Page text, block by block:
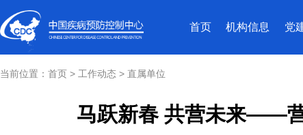
首页 机构信息 党
当前位置： 首页 > 工作动态 > 直属单位
马跃新春 共营未来——